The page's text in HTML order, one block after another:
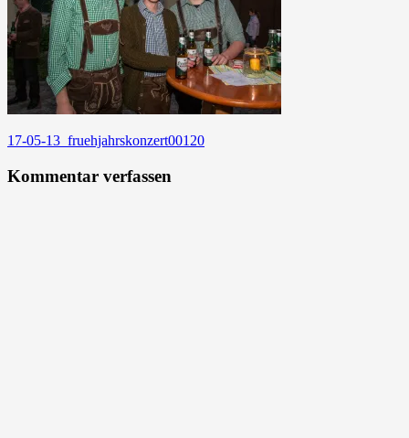
Beitragsnavigation
17-05-13_fruehjahrskonzert00120
Kommentar verfassen